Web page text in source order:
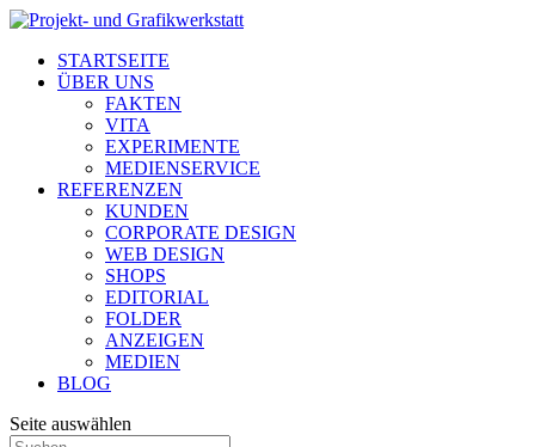
STARTSEITE
ÜBER UNS
FAKTEN
VITA
EXPERIMENTE
MEDIENSERVICE
REFERENZEN
KUNDEN
CORPORATE DESIGN
WEB DESIGN
SHOPS
EDITORIAL
FOLDER
ANZEIGEN
MEDIEN
BLOG
Seite auswählen